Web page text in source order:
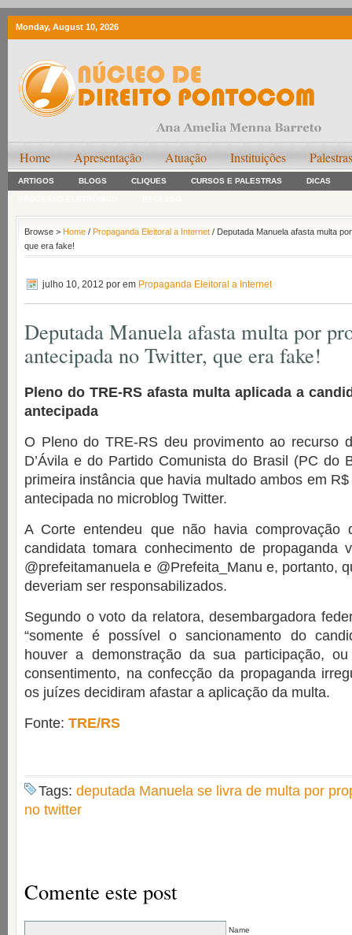
Monday, August 10, 2026
Home Apresentação Atuação Instituições Palestras
ARTIGOS BLOGS CLIQUES CURSOS E PALESTRAS DICAS
Browse > Home / Propaganda Eleitoral a Internet / Deputada Manuela afasta multa
que era fake!
julho 10, 2012 por em Propaganda Eleitoral a Internet
Deputada Manuela afasta multa por
antecipada no Twitter, que era fake!
Pleno do TRE-RS afasta multa aplicada a
antecipada
O Pleno do TRE-RS deu provimento ao recurso
D’Ávila e do Partido Comunista do Brasil (PC do
primeira instância que havia multado ambos em
antecipada no microblog Twitter.
A Corte entendeu que não havia
candidata tomara conhecimento de propaganda
@prefeitamanuela e @Prefeita_Manu e, portanto,
deveriam ser responsabilizados.
Segundo o voto da relatora, desembargadora
“somente é possível o sancionamento do
houver a demonstração da sua participação,
consentimento, na confecção da propaganda
os juízes decidiram afastar a aplicação da multa.
Fonte: TRE/RS
Tags: deputada Manuela se livra de multa por
no twitter
Comente este post
Name